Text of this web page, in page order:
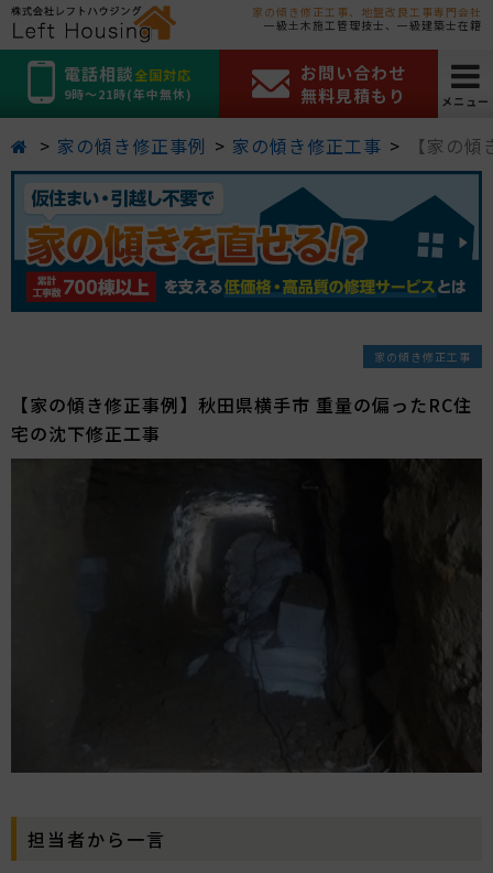
家の傾き修正工事、地盤改良工事専門会社
一級土木施工管理技士、一級建築士在籍
電話相談全国対応
9時～21時(年中無休)
お問い合わせ
無料見積もり
メニュー
家の傾き修正事例 家の傾き修正工事 【家の
家の傾き修正工事
【家の傾き修正事例】秋田県横手市 重量の偏ったRC住
宅の沈下修正工事
担当者から一言